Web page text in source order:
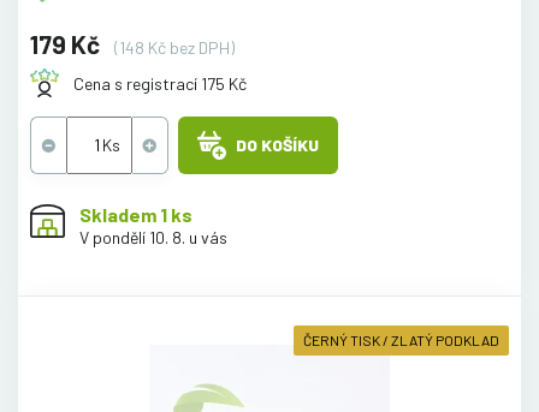
179 Kč
(148 Kč bez DPH)
Cena s registrací 175 Kč
DO KOŠÍKU
Skladem 1 ks
V pondělí 10. 8. u vás
ČERNÝ TISK / ZLATÝ PODKLAD